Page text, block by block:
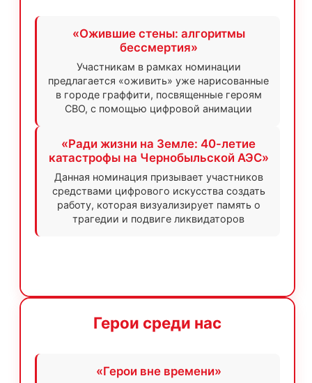
«Ожившие стены: алгоритмы
бессмертия»
Участникам в рамках номинации
предлагается «оживить» уже нарисованные
в городе граффити, посвященные героям
СВО, с помощью цифровой анимации
«Ради жизни на Земле: 40-летие
катастрофы на Чернобыльской АЭС»
Данная номинация призывает участников
средствами цифрового искусства создать
работу, которая визуализирует память о
трагедии и подвиге ликвидаторов
Герои среди нас
«Герои вне времени»